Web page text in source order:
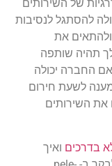
של השירותים
להסתגל לנסיבות
את
תהיה שותפה
החברה יכולה
לשעת חירום
את השירותים
בדרכים ואיך